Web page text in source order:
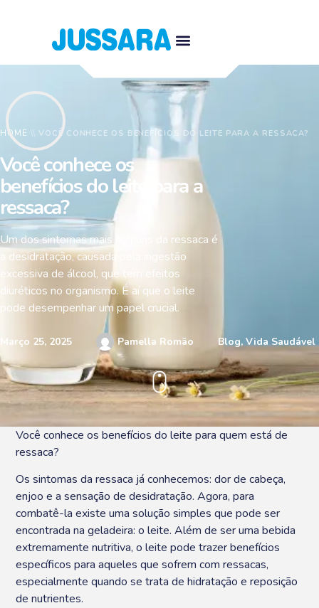
HOME \\VOCÊ CONHECE OS BENEFÍCIOS DO LEITE PARA A RESSACA?
Você conhece os
benefícios do leite para a
ressaca?
Um dos sintomas mais comuns da ressaca é
a desidratação, causada pela ingestão
excessiva de álcool, que tem efeitos
diuréticos no organismo. É aí que o leite
pode desempenhar um papel crucial.
Março 25, 2025 Pamella Romão Blog, Vida Saudável
Você conhece os benefícios do leite para quem está de
ressaca?
Os sintomas da ressaca já conhecemos: dor de cabeça,
enjoo e a sensação de desidratação. Agora, para
combatê-la existe uma solução simples que pode ser
encontrada na geladeira: o leite. Além de ser uma bebida
extremamente nutritiva, o leite pode trazer benefícios
específicos para aqueles que sofrem com ressacas,
especialmente quando se trata de hidratação e reposição
de nutrientes.